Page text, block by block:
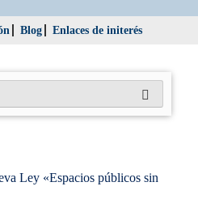
Blog Enlaces de initerés
Ley «Espacios públicos sin